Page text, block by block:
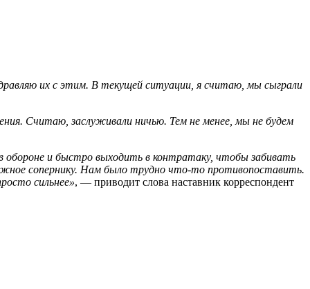
их с этим. В текущей ситуации, я считаю, мы сыграли
Считаю, заслуживали ничью. Тем не менее, мы не будем
и быстро выходить в контратаку, чтобы забивать
сопернику. Нам было трудно что-то противопоставить.
сильнее», — приводит слова наставник корреспондент